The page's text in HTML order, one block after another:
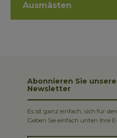
Ausmästen
Abonnieren Sie
Newsletter
Es ist ganz einfach, sich für
Geben Sie einfach unten Ihre